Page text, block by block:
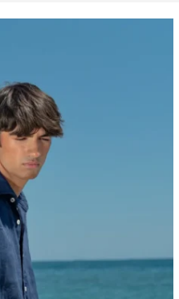
permiten múltiples
para un enfoque
cada vez es más
para el día a día
hombre son una prenda
a la imagen hace que